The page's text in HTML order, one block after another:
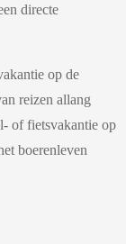
directe
op de
reizen allang
of fietsvakantie op
boerenleven